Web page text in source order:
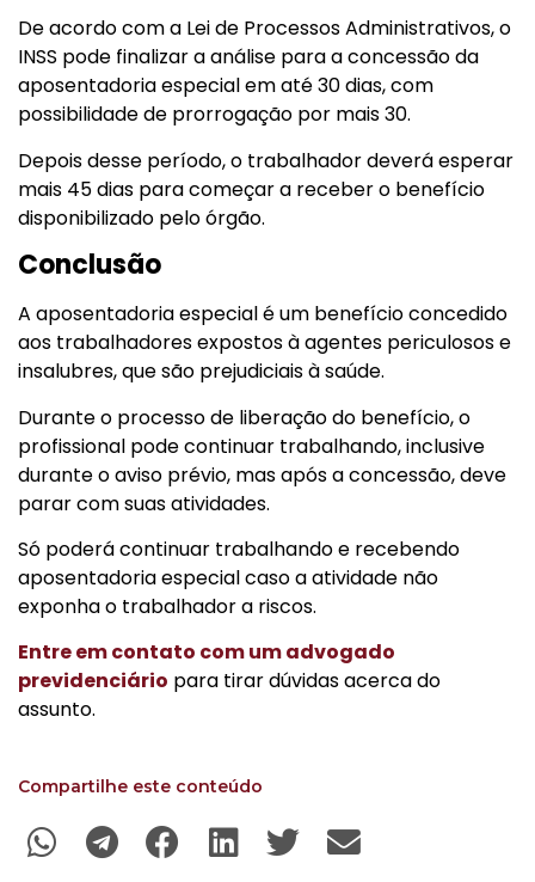
De acordo com a Lei de Processos Administrativos, o
INSS pode finalizar a análise para a concessão da
aposentadoria especial em até 30 dias, com
possibilidade de prorrogação por mais 30.
Depois desse período, o trabalhador deverá esperar
mais 45 dias para começar a receber o benefício
disponibilizado pelo órgão.
Conclusão
A aposentadoria especial é um benefício concedido
aos trabalhadores expostos à agentes periculosos e
insalubres, que são prejudiciais à saúde.
Durante o processo de liberação do benefício, o
profissional pode continuar trabalhando, inclusive
durante o aviso prévio, mas após a concessão, deve
parar com suas atividades.
Só poderá continuar trabalhando e recebendo
aposentadoria especial caso a atividade não
exponha o trabalhador a riscos.
Entre em contato com um advogado
previdenciário para tirar dúvidas acerca do
assunto.
Compartilhe este conteúdo